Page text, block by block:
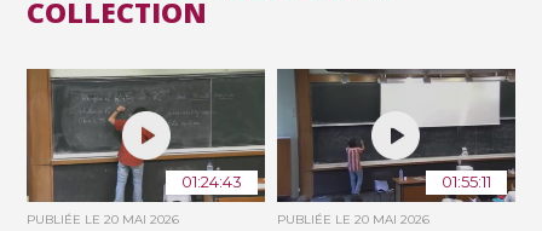
COLLECTION
01:24:43
PUBLIÉE LE20 MAI 2026
01:55:11
PUBLIÉE LE 20 MAI 2026